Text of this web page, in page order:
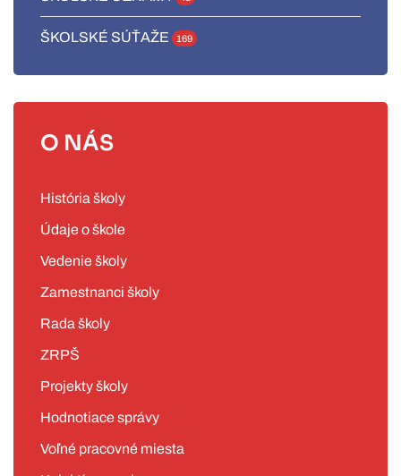
ŠKOLSKÉ SÚŤAŽE 169
O NÁS
História školy
Údaje o škole
Vedenie školy
Zamestnanci školy
Rada školy
ZRPŠ
Projekty školy
Hodnotiace správy
Voľné pracovné miesta